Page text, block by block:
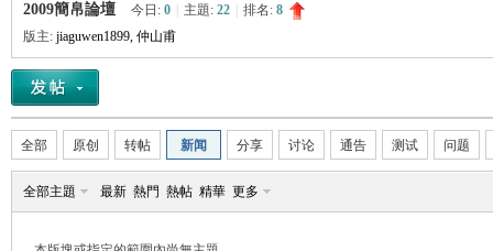
简 » › ›
2009簡帛論壇 今日: 0 主題: 22 排名: 8
版主: jiaguwen1899, 仲山甫
全部 原创 转帖 新闻 分享 讨论 通告 测试 问题
全部主題 最新 熱門 熱帖 精華 更多